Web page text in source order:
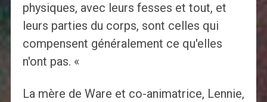
physiques, avec leurs fesses et tout, et
leurs parties du corps, sont celles qui
compensent généralement ce qu'elles
n'ont pas. «
La mère de Ware et co-animatrice, Lennie,